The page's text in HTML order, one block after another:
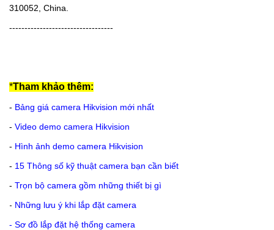
310052, China.
----------------------------------
*Tham khảo thêm:
- Bảng giá camera Hikvision mới nhất
- Video demo camera Hikvision
- Hình ảnh demo camera Hikvision
- 15 Thông số kỹ thuật camera bạn cần biết
- Trọn bộ camera gồm những thiết bị gì
- Những lưu ý khi lắp đặt camera
- Sơ đồ lắp đặt hệ thống camera